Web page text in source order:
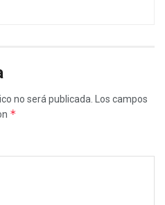
no será publicada.
Los campos
*